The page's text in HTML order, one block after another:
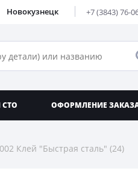
Новокузнецк +7 (3843) 76-
СТО ОФОРМЛЕНИЕ
Клей "Быстрая сталь" (24)